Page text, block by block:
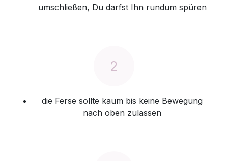
umschließen, Du darfst Ihn rundum spüren
2
die Ferse sollte kaum bis keine Bewegung
nach oben zulassen